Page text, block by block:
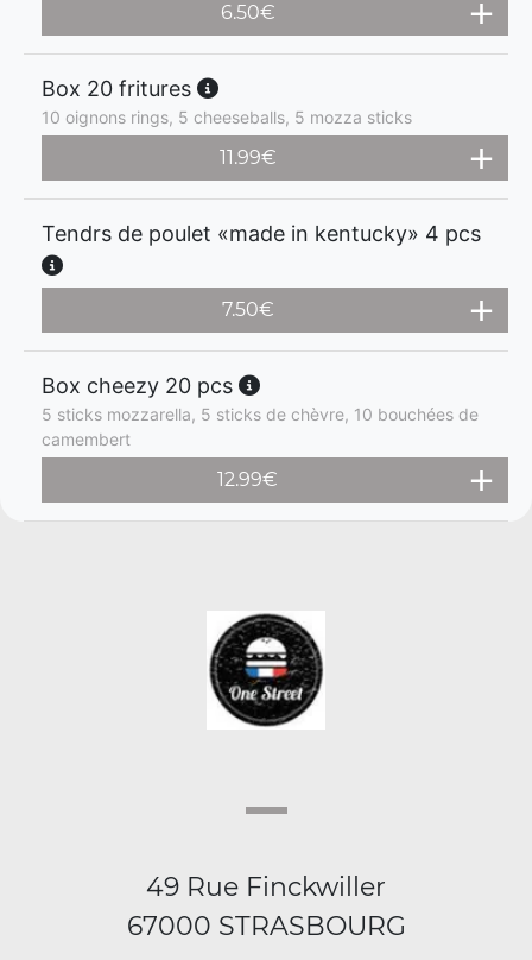
6.50€
Box 20 fritures
10 oignons rings, 5 cheeseballs, 5 mozza sticks
11.99€
Tendrs de poulet «made in kentucky» 4 pcs
7.50€
Box cheezy 20 pcs
5 sticks mozzarella, 5 sticks de chèvre, 10 bouchées de
camembert
12.99€
49 Rue Finckwiller
67000 STRASBOURG